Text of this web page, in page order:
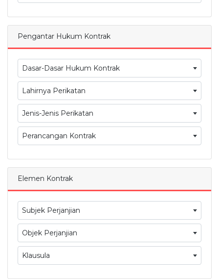
Pengantar Hukum Kontrak
Dasar-Dasar Hukum Kontrak
Lahirnya Perikatan
Jenis-Jenis Perikatan
Perancangan Kontrak
Elemen Kontrak
Subjek Perjanjian
Objek Perjanjian
Klausula